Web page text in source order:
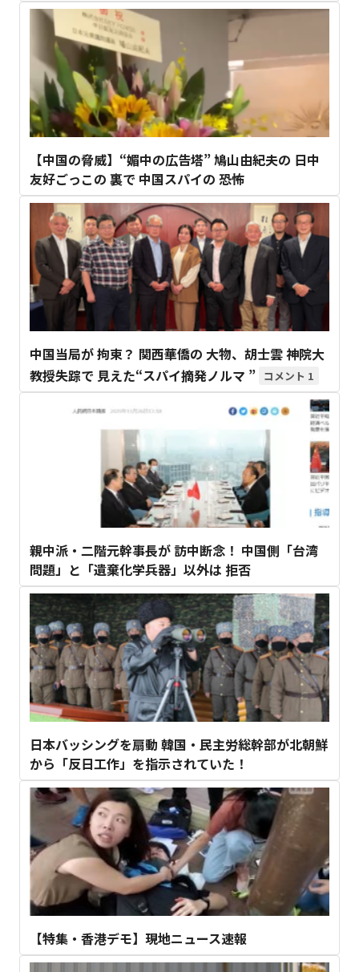
【中国の脅威】“媚中の広告塔” 鳩山由紀夫の 日中
友好ごっこの 裏で 中国スパイの 恐怖
中国当局が 拘束？ 関西華僑の 大物、胡士雲 神院大
教授失踪で 見えた“スパイ摘発ノルマ ”
1
親中派・二階元幹事長が 訪中断念！ 中国側「台湾
問題」と「遺棄化学兵器」以外は 拒否
日本バッシングを扇動 韓国・民主労総幹部が北朝鮮
から「反日工作」を指示されていた！
【特集・香港デモ】現地ニュース速報